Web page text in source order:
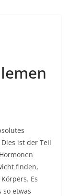
ist der Teil
Hormonen
finden,
Es
etwas